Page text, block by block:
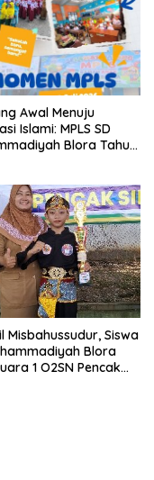
Awal Menuju
Islami: MPLS SD
Blora Tahun
Misbahussudur, Siswa
Blora
1 O2SN Pencak